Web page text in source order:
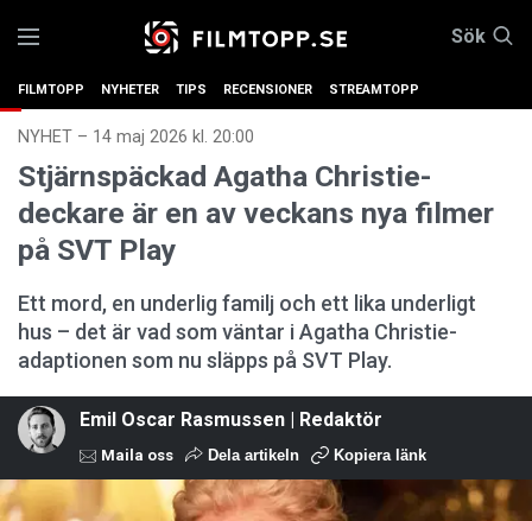
Sök
FILMTOPP NYHETER TIPS RECENSIONER STREAMTOPP
NYHET – 14 maj 2026 kl. 20:00
Stjärnspäckad Agatha Christie-
deckare är en av veckans nya filmer
på SVT Play
Ett mord, en underlig familj och ett lika underligt
hus – det är vad som väntar i Agatha Christie-
adaptionen som nu släpps på SVT Play.
Emil Oscar Rasmussen | Redaktör
Maila oss Dela artikeln Kopiera länk